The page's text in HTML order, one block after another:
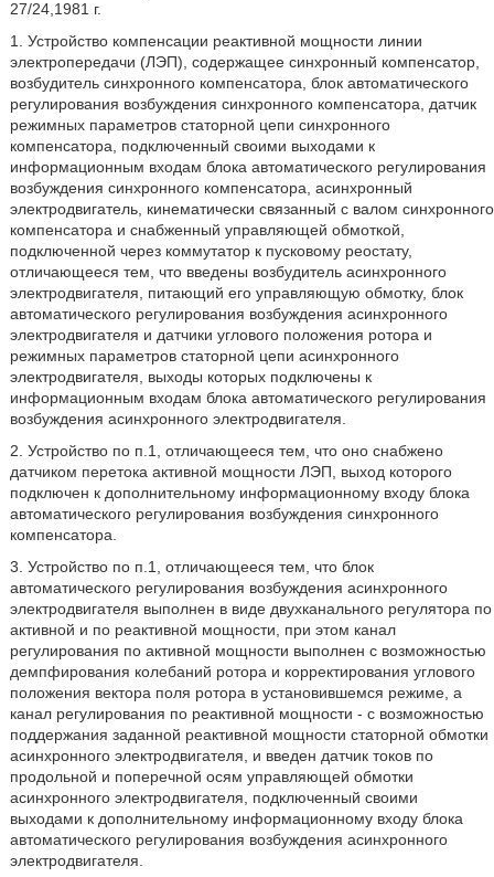
27/24,1981 г.
1. Устройство компенсации реактивной мощности линии
электропередачи (ЛЭП), содержащее синхронный компенсатор,
возбудитель синхронного компенсатора, блок автоматического
регулирования возбуждения синхронного компенсатора, датчик
режимных параметров статорной цепи синхронного
компенсатора, подключенный своими выходами к
информационным входам блока автоматического регулирования
возбуждения синхронного компенсатора, асинхронный
электродвигатель, кинематически связанный с валом синхронного
компенсатора и снабженный управляющей обмоткой,
подключенной через коммутатор к пусковому реостату,
отличающееся тем, что введены возбудитель асинхронного
электродвигателя, питающий его управляющую обмотку, блок
автоматического регулирования возбуждения асинхронного
электродвигателя и датчики углового положения ротора и
режимных параметров статорной цепи асинхронного
электродвигателя, выходы которых подключены к
информационным входам блока автоматического регулирования
возбуждения асинхронного электродвигателя.
2. Устройство по п.1, отличающееся тем, что оно снабжено
датчиком перетока активной мощности ЛЭП, выход которого
подключен к дополнительному информационному входу блока
автоматического регулирования возбуждения синхронного
компенсатора.
3. Устройство по п.1, отличающееся тем, что блок
автоматического регулирования возбуждения асинхронного
электродвигателя выполнен в виде двухканального регулятора по
активной и по реактивной мощности, при этом канал
регулирования по активной мощности выполнен с возможностью
демпфирования колебаний ротора и корректирования углового
положения вектора поля ротора в установившемся режиме, а
канал регулирования по реактивной мощности - с возможностью
поддержания заданной реактивной мощности статорной обмотки
асинхронного электродвигателя, и введен датчик токов по
продольной и поперечной осям управляющей обмотки
асинхронного электродвигателя, подключенный своими
выходами к дополнительному информационному входу блока
автоматического регулирования возбуждения асинхронного
электродвигателя.